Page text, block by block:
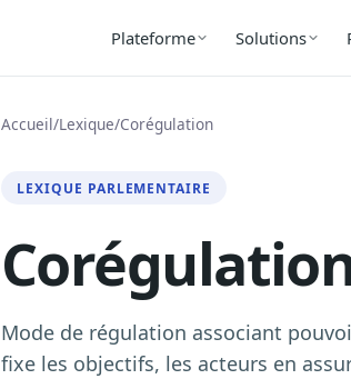
Plateforme Solutions
Accueil/Lexique/Corégulation
LEXIQUE PARLEMENTAIRE
Mode de régulation associant
fixe les objectifs, les acteurs en